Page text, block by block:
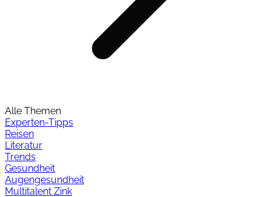
Alle Themen
Experten-Tipps
Reisen
Literatur
Trends
Gesundheit
Augengesundheit
Multitalent Zink